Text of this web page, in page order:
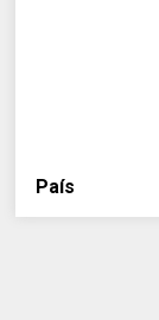
País